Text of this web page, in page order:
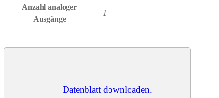
Anzahl analoger
Ausgänge
1
Datenblatt downloaden.